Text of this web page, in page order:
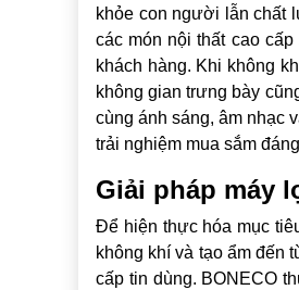
khỏe con người lẫn chất
các món nội thất cao
khách hàng. Khi không
không gian trưng bày
cùng ánh sáng, âm nhạc
trải nghiệm mua sắm
Giải pháp máy
Để hiện thực hóa mục
không khí và tạo ẩm đến
cấp tin dùng. BONECO